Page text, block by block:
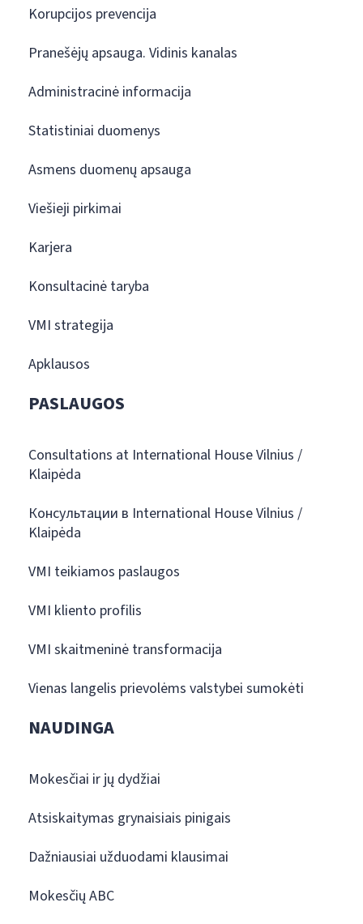
Korupcijos prevencija
Pranešėjų apsauga. Vidinis kanalas
Administracinė informacija
Statistiniai duomenys
Asmens duomenų apsauga
Viešieji pirkimai
Karjera
Konsultacinė taryba
VMI strategija
Apklausos
PASLAUGOS
Consultations at International House Vilnius /
Klaipėda
Консультации в International House Vilnius /
Klaipėda
VMI teikiamos paslaugos
VMI kliento profilis
VMI skaitmeninė transformacija
Vienas langelis prievolėms valstybei sumokėti
NAUDINGA
Mokesčiai ir jų dydžiai
Atsiskaitymas grynaisiais pinigais
Dažniausiai užduodami klausimai
Mokesčių ABC